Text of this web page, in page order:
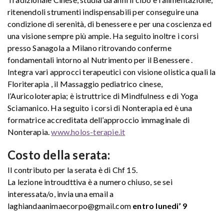
ritenendoli strumenti indispensabili per conseguire una
condizione di serenità, di benessere e per una coscienza ed
una visione sempre più ampie. Ha seguito inoltre i corsi
presso Sanagola a Milano ritrovando conferme
fondamentali intorno al Nutrimento per il Benessere .
Integra vari approcci terapeutici con visione olistica quali la
Floriterapia , il Massaggio pediatrico cinese,
l’Auricoloterapia; è istruttrice di Mindfulness e di Yoga
Sciamanico. Ha seguito i corsi di Nonterapia ed è una
formatrice accreditata dell’approccio immaginale di
Nonterapia.www.holos-terapie.it
Costo della serata:
Il contributo per la serata è di Chf 15.
La lezione introudttiva è a numero chiuso, se sei
interessata/o, invia una email a
laghiandaanimaecorpo@gmail.com entro lunedi’ 9